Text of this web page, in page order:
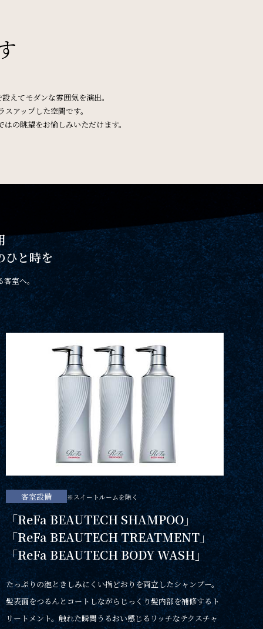
ソーシャルメディアポリシー
えてモダンな雰囲気を演出。
アップした空間です。
の眺望をお愉しみいただけます。
ひと時を
客室へ。
客室設備 ※スイートルームを除く
「ReFa BEAUTECH SHAMPOO」
「ReFa BEAUTECH TREATMENT」
「ReFa BEAUTECH BODY WASH」
たっぷりの泡ときしみにくい指どおりを両立したシャンプー。
髪表面をつるんとコートしながらじっくり髪内部を補修するト
リートメント。触れた瞬間うるおい感じるリッチなテクスチャ